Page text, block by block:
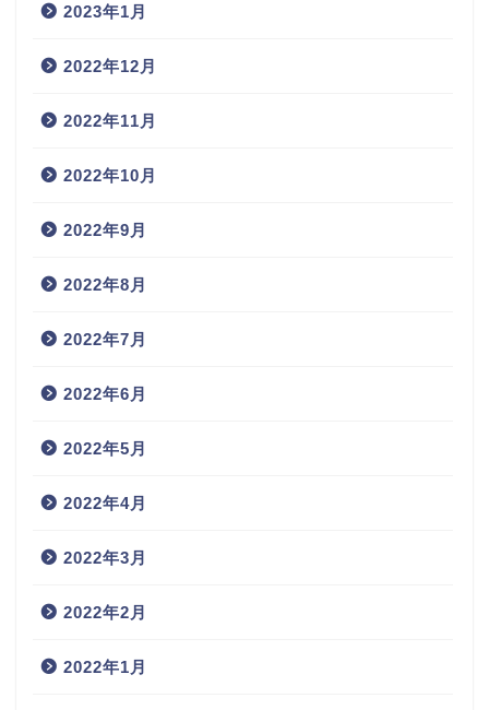
2023年1月
2022年12月
2022年11月
2022年10月
2022年9月
2022年8月
2022年7月
2022年6月
2022年5月
2022年4月
2022年3月
2022年2月
2022年1月